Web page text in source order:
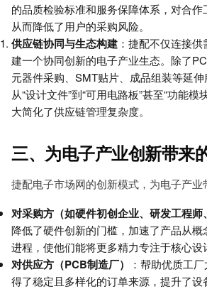
的品质检验标准和服务保障体系，对合作
从而降低了用户的采购风险。
供应链协同与生态构建 ：捷配不仅连接
建一个协同创新的电子产业生态。除了
元器件采购、SMT贴片、成品组装等延
从“设计文件”到“可用电路板”甚至“功能模
大简化了供应链管理复杂度。
三、为电子产业创新带来
捷配电子市场网的创新模式，为电子产业
对采购方（如硬件初创企业、研发工程师
降低了硬件创新的门槛，加速了产品从概
进程，使他们能将更多精力专注于核心设
对供应方（PCB制造厂）
：帮助优质工
得了稳定且多样化的订单来源，提升了设